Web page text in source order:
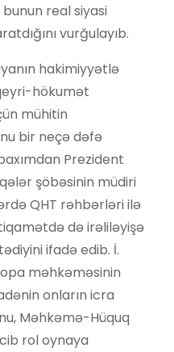
real siyasi
vurğulayıb.
hakimiyyətlə
hökumət
mühitin
bir neçə dəfə
baxımdan Prezident
şöbəsinin müdiri
QHT rəhbərləri ilə
də irəliləyişə
ifadə edib. İ.
məhkəməsinin
onların icra
Məhkəmə-Hüquq
rol oynaya